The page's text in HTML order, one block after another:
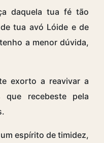
daquela tua fé tão
tua avó Lóide e de
a menor dúvida,
exorto a reavivar a
recebeste pela
espírito de timidez,